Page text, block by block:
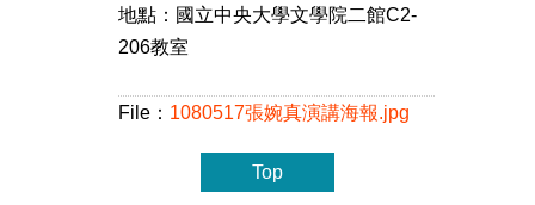
地點：國立中央大學文學院二館C2-
206教室
File： 1080517張婉真演講海報.jpg
Top